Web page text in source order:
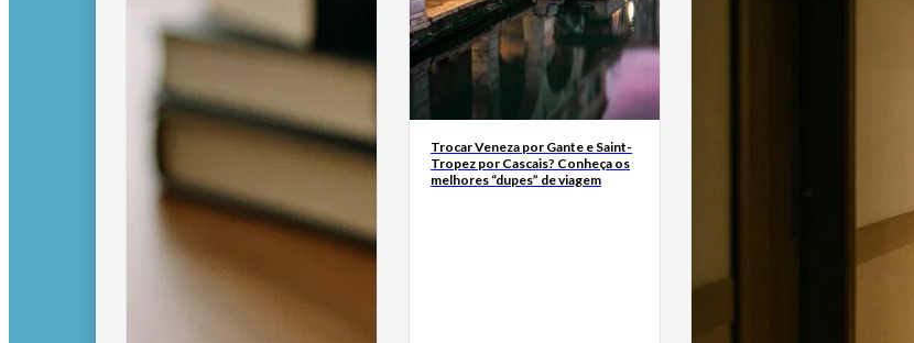
Trocar Veneza por Gante e Saint-
Tropez por Cascais? Conheça os
melhores “dupes” de viagem